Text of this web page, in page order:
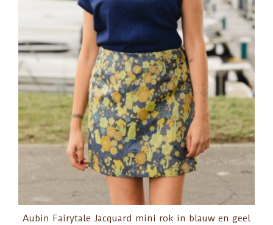
Aubin Fairytale Jacquard mini rok in blauw en geel